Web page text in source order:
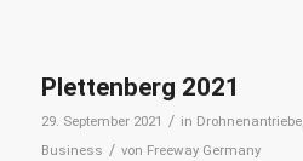
Plettenberg 2021
29. September 2021 / in Drohnenantriebe,
Business / von Freeway Germany